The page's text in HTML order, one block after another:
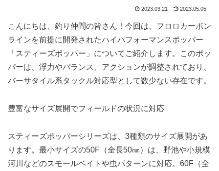
2023.03.21 2023.05.05
こんにちは、釣り仲間の皆さん！今回は、フロロカーボン
ラインを前提に開発されたハイパフォーマンスポッパー
「スティーズポッパー」についてご紹介します。このポッ
パーは、浮力やバランス、アクションが調整されており、
バーサタイル系タックル対応型として数少ない存在です。
豊富なサイズ展開でフィールドの状況に対応
スティーズポッパーシリーズは、3種類のサイズ展開があ
ります。最小サイズの50F（全長50㎜）は、野池や小規模
河川などのスモールベイトや虫パターンに対応。60F（全